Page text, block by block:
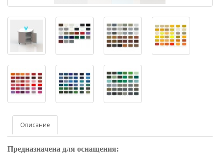
Описание
Предназначена для оснащения: